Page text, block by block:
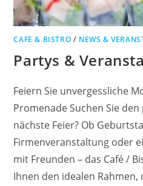
CAFE & BISTRO / NEWS &
Partys &
Feiern Sie unvergessliche
Promenade Suchen Sie
nächste Feier? Ob
Firmenveranstaltung oder
mit Freunden – das Café /
Ihnen den idealen